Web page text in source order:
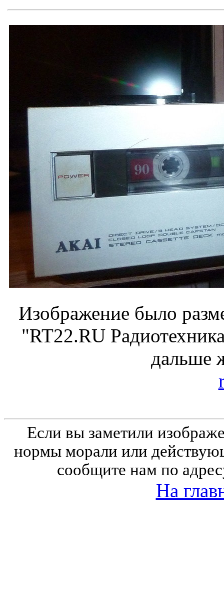
Изображение было
"RT22.RU
дальше
Если вы заметили
нормы морали или
сообщите нам по
На